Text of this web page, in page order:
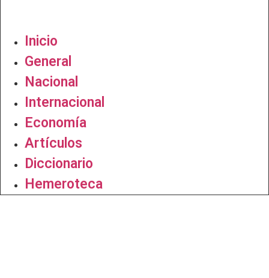
Inicio
General
Nacional
Internacional
Economía
Artículos
Diccionario
Hemeroteca